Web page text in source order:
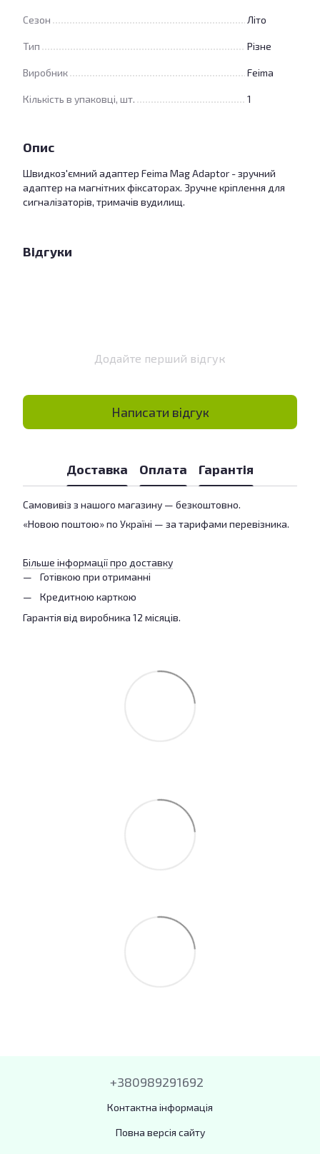
Сезон Літо
Тип Різне
Виробник Feima
Кількість в упаковці, шт. 1
Опис
Швидкоз'ємний адаптер Feima Mag Adaptor - зручний
адаптер на магнітних фіксаторах. Зручне кріплення для
сигналізаторів, тримачів вудилищ.
Відгуки
Додайте перший відгук
Написати відгук
Доставка Оплата Гарантія
Самовивіз з нашого магазину — безкоштовно.
«Новою поштою» по Україні — за тарифами перевізника.
Більше інформації про доставку
Готівкою при отриманні
Кредитною карткою
Гарантія від виробника 12 місяців.
+380989291692
Контактна інформація
Повна версія сайту